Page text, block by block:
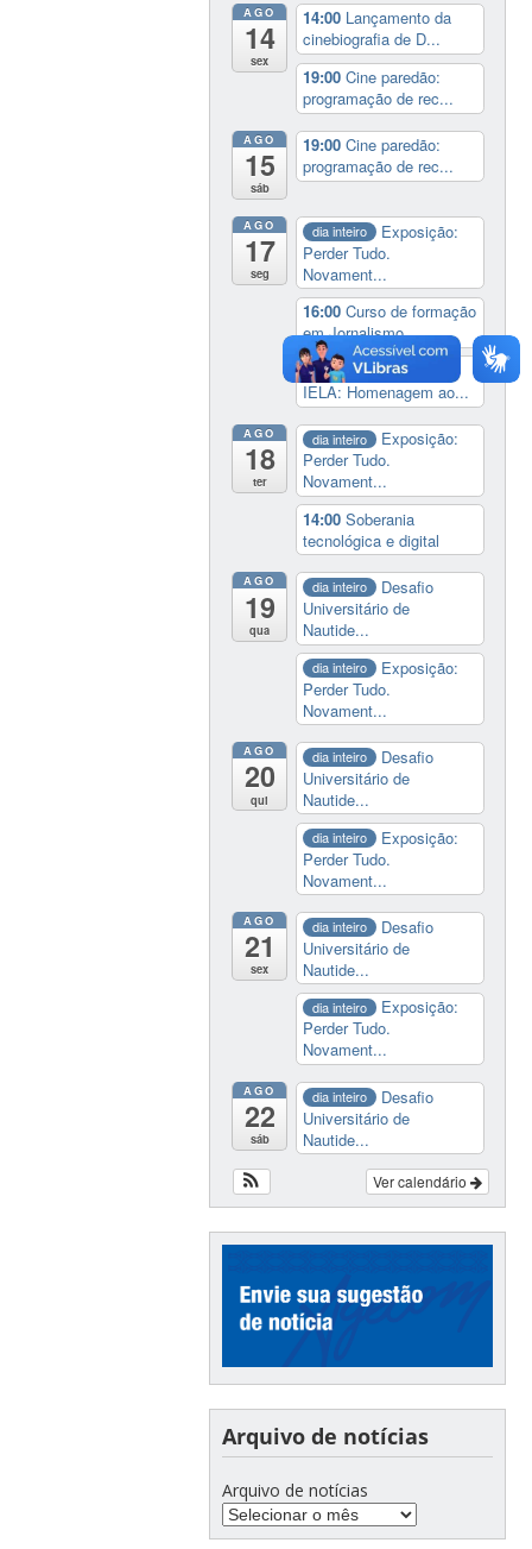
AGO
14
sex
14:00 Lançamento da
cinebiografia de D...
19:00Cine paredão:
programação de rec...
AGO
15
sáb
19:00Cine paredão:
programação de rec...
AGO
17
seg
dia inteiro
Exposição:
Perder Tudo.
Novament...
16:00Curso de formação
em Jornalismo ...
19:00 Aula Magna do
IELA: Homenagem ao...
AGO
18
ter
dia inteiro
Exposição:
Perder Tudo.
Novament...
14:00Soberania
tecnológica e digital
AGO
19
qua
dia inteiro
Desafio
Universitário de
Nautide...
dia inteiro
Exposição:
Perder Tudo.
Novament...
AGO
20
qui
dia inteiro
Desafio
Universitário de
Nautide...
dia inteiro
Exposição:
Perder Tudo.
Novament...
AGO
21
sex
dia inteiro
Desafio
Universitário de
Nautide...
dia inteiro
Exposição:
Perder Tudo.
Novament...
AGO
22
sáb
dia inteiro
Desafio
Universitário de
Nautide...
Ver calendário
Arquivo de notícias
Arquivo de notícias